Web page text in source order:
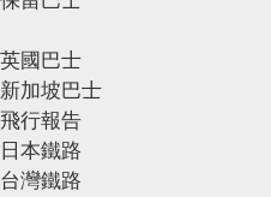
英國巴士
新加坡巴士
飛行報告
日本鐵路
台灣鐵路